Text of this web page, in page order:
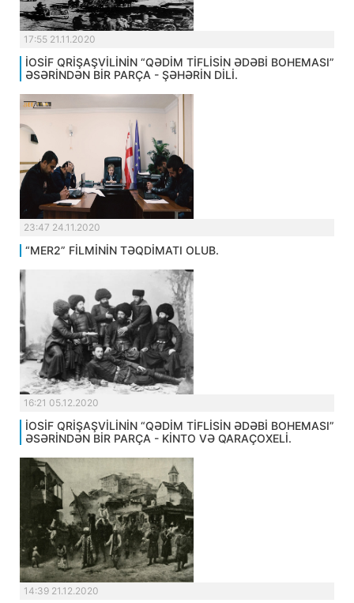
17:55 21.11.2020
İOSİF QRİŞAŞVİLİNİN “QƏDİM TİFLİSİN ƏDƏBİ BOHEMASI”
ƏSƏRİNDƏN BİR PARÇA - ŞƏHƏRİN DİLİ.
23:47 24.11.2020
“MER2” FİLMİNİN TƏQDİMATI OLUB.
16:21 05.12.2020
İOSİF QRİŞAŞVİLİNİN “QƏDİM TİFLİSİN ƏDƏBİ BOHEMASI”
ƏSƏRİNDƏN BİR PARÇA - KİNTO VƏ QARAÇOXELİ.
14:39 21.12.2020